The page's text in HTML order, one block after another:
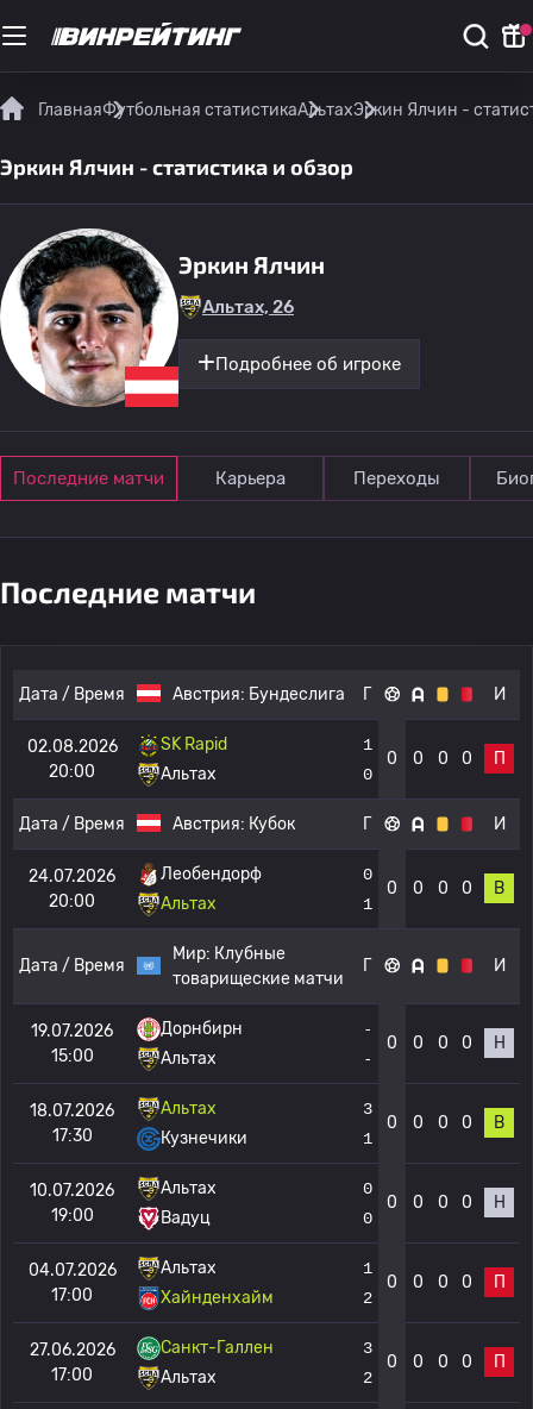
ГлавнаяФутбольная статистикаАльтахЭркин Ялчин -
Эркин Ялчин - статистика и обзор
Эркин Ялчин
Альтах, 26
Подробнее об игроке
Последние матчи Карьера Переходы
Последние матчи
Дата / Время Австрия: Бундеслига Г И
02.08.2026
20:00
SK Rapid
Альтах
1
0
0 0 0 0 П
Дата / Время Австрия: Кубок Г И
24.07.2026
20:00
Леобендорф
Альтах
0
1
0 0 0 0 В
Дата / Время
Мир: Клубные
товарищеские матчи
Г И
19.07.2026
15:00
Дорнбирн
Альтах
-
-
0 0 0 0 Н
18.07.2026
17:30
Альтах
Кузнечики
3
1
0 0 0 0 В
10.07.2026
19:00
Альтах
Вадуц
0
0
0 0 0 0 Н
04.07.2026
17:00
Альтах
Хайнденхайм
1
2
0 0 0 0 П
27.06.2026
17:00
Санкт-Галлен
Альтах
3
2
0 0 0 0 П